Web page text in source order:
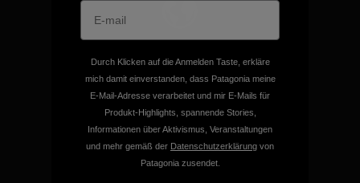
Umweltschutzgruppen.
Besuche Patagonia Action Works
Durch Klicken auf die Anmelden Taste, erkläre
mich damit einverstanden, dass Patagonia meine
E-Mail-Adresse verarbeitet und mir E-Mails für
Produkt-Highlights, spannende Stories,
Informationen über Aktivismus, Veranstaltungen
und mehr gemäß der Datenschutzerklärung von
Patagonia zusendet.